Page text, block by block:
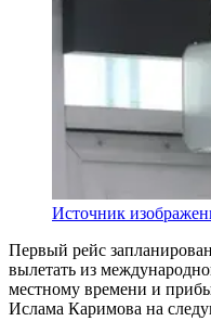
Источник
Первый рейс
вылетать из
местному времени и
Ислама Каримова на